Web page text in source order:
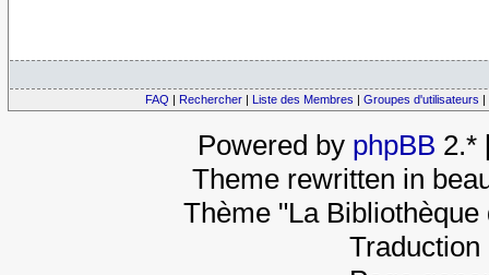
FAQ | Rechercher | Liste des Membres | Groupes d'utilisateurs |
Powered by phpBB 2.*
Theme rewritten in
Thème "La